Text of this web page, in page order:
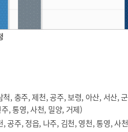
, 충주, 제천, 공주, 보령, 아산, 서산,
, 통영, 사천, 밀양, 거제)
공주, 정읍, 나주, 김천, 영천, 통영, 사